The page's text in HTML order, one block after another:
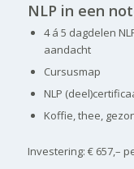
NLP in een
4 á 5 dagdelen
aandacht
Cursusmap
NLP
Koffie, thee,
Investering: € 657,–